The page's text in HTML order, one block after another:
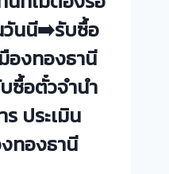
วันนี➡️รับซื้อ
องทองธานี
อตั๋วจำนำ
ประเมิน
ทองธานี